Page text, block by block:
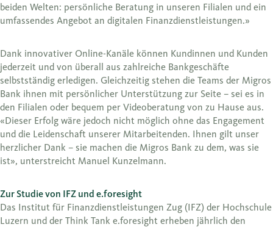
beiden Welten: persönliche Beratung in unseren Filialen und ein
umfassendes Angebot an digitalen Finanzdienstleistungen.»
Dank innovativer Online-Kanäle können Kundinnen und Kunden
jederzeit und von überall aus zahlreiche Bankgeschäfte
selbstständig erledigen. Gleichzeitig stehen die Teams der Migros
Bank ihnen mit persönlicher Unterstützung zur Seite – sei es in
den Filialen oder bequem per Videoberatung von zu Hause aus.
«Dieser Erfolg wäre jedoch nicht möglich ohne das Engagement
und die Leidenschaft unserer Mitarbeitenden. Ihnen gilt unser
herzlicher Dank – sie machen die Migros Bank zu dem, was sie
ist», unterstreicht Manuel Kunzelmann.
Zur Studie von IFZ und e.foresight
Das Institut für Finanzdienstleistungen Zug (IFZ) der Hochschule
Luzern und der Think Tank e.foresight erheben jährlich den